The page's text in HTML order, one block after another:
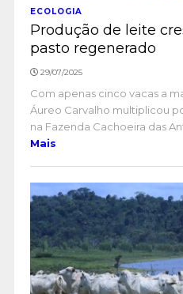
ECOLOGIA
Produção de leite
pasto regenerado
29/07/2025
Com apenas cinco vacas a
Áureo Carvalho multiplicou
na Fazenda Cachoeira das
Mais